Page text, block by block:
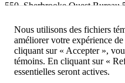
550, Sherbrooke Ouest Bureau
514 288 - 1664 •
Abonnez-vous à l’infolettre
Posez une question à un
Nous utilisons des fichiers
améliorer votre expérience
cliquant sur « Accepter »,
témoins. En cliquant sur «
essentielles seront actives.